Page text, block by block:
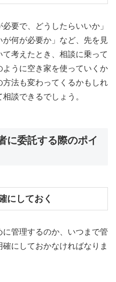
要で、どうしたらいいか」
が何が必要か」など、先を見
考えたとき、相談に乗って
うに空き家を使っていくか
法も変わってくるかもしれ
談できるでしょう。
に委託する際のポイ
にしておく
管理するのか、いつまで管
にしておかなければなりま